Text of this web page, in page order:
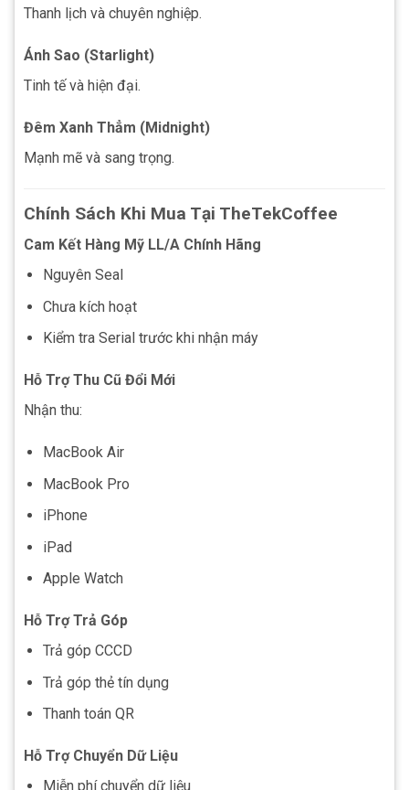
Thanh lịch và chuyên nghiệp.
Ánh Sao (Starlight)
Tinh tế và hiện đại.
Đêm Xanh Thẳm (Midnight)
Mạnh mẽ và sang trọng.
Chính Sách Khi Mua Tại TheTekCoffee
Cam Kết Hàng Mỹ LL/A Chính Hãng
Nguyên Seal
Chưa kích hoạt
Kiểm tra Serial trước khi nhận máy
Hỗ Trợ Thu Cũ Đổi Mới
Nhận thu:
MacBook Air
MacBook Pro
iPhone
iPad
Apple Watch
Hỗ Trợ Trả Góp
Trả góp CCCD
Trả góp thẻ tín dụng
Thanh toán QR
Hỗ Trợ Chuyển Dữ Liệu
Miễn phí chuyển dữ liệu